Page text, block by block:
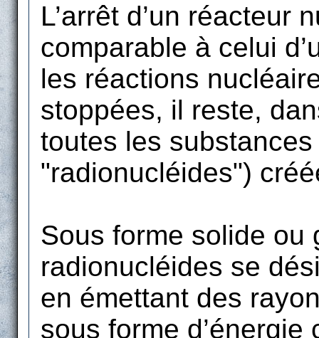
L’arrêt d’un réacteur
comparable à celui
les réactions
stoppées, il reste,
toutes les
"radionucléides")
Sous forme solide ou
radionucléides se
en émettant des
sous forme d’énergie